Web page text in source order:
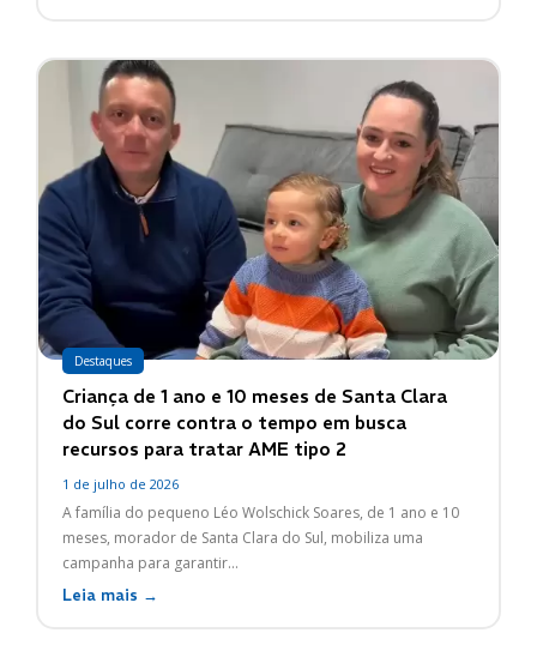
Destaques
Criança de 1 ano e 10 meses de Santa Clara
do Sul corre contra o tempo em busca
recursos para tratar AME tipo 2
1 de julho de 2026
A família do pequeno Léo Wolschick Soares, de 1 ano e 10
meses, morador de Santa Clara do Sul, mobiliza uma
campanha para garantir...
Leia mais →